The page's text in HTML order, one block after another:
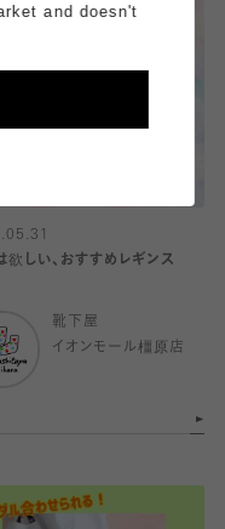
欲しい、おすすめレギンス
靴下屋
イオンモール橿原店
and doesn't